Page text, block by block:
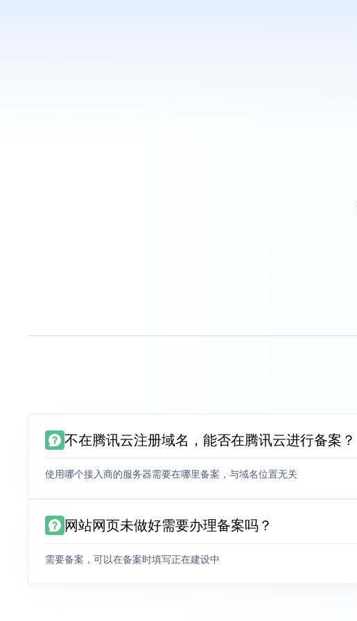
不在腾讯云注册域名，能否在腾讯云进行备案？
使用哪个接入商的服务器需要在哪里备案，与域名位置无关
网站网页未做好需要办理备案吗？
需要备案，可以在备案时填写正在建设中